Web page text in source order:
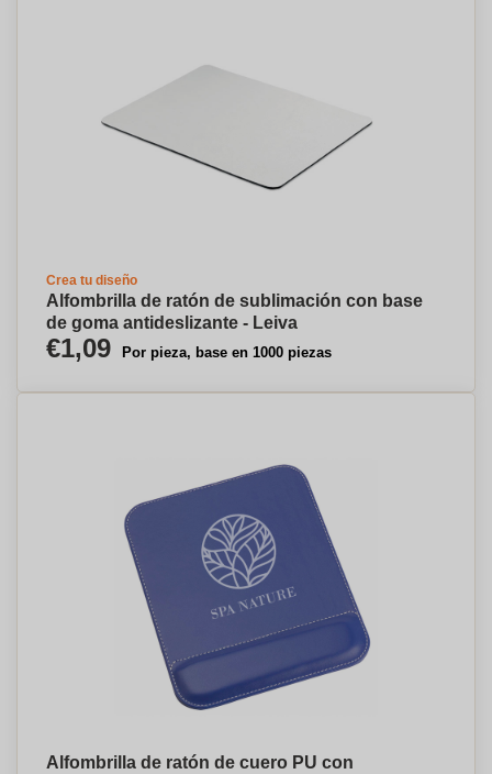
Crea tu diseño
Alfombrilla de ratón de sublimación con base
de goma antideslizante - Leiva
€1,09 Por pieza, base en 1000 piezas
Alfombrilla de ratón de cuero PU con